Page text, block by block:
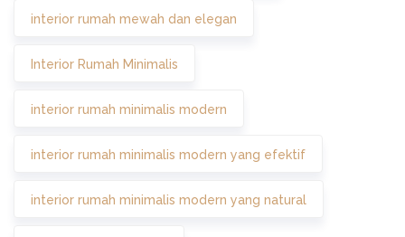
interior rumah mewah dan elegan
Interior Rumah Minimalis
interior rumah minimalis modern
interior rumah minimalis modern yang efektif
interior rumah minimalis modern yang natural